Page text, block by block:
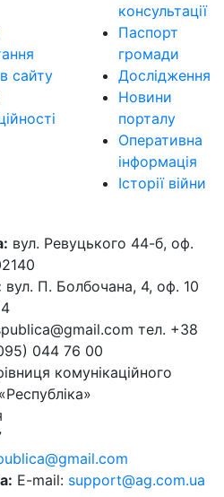
сайту
консультації
Паспорт
громади
Дослідження
Новини
порталу
Оперативна
інформація
Історії війни
вул. Ревуцького 44-б, оф.
вул. П. Болбочана, 4, оф. 10
тел. +38
044 76 00
комунікаційного
E-mail: support@ag.com.ua